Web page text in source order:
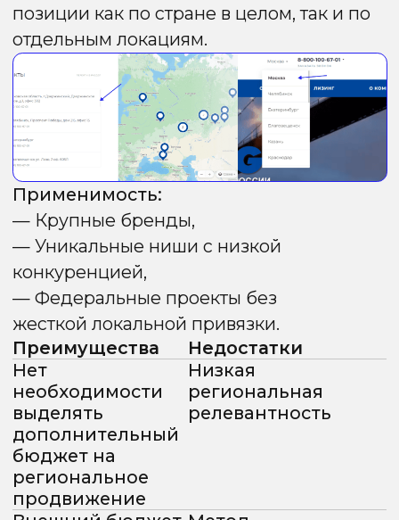
по сравнению
с первым
методом
адаптирован
под каждый
регион
Метод 3.Отдельные домены
под регион
В этом методе для каждого региона
создаётся отдельный домен.
На страницах такого домена в мета-тегах
и контенте указываются топонимы
региона, а контактная информация
и другие коммерческие элементы
полностью адаптированы под
соответствующую локацию.
Применимость:любой федеральный
сайт.
Преимущества
Недостатки
Разные домены
под каждый
Требуется
дополнительный